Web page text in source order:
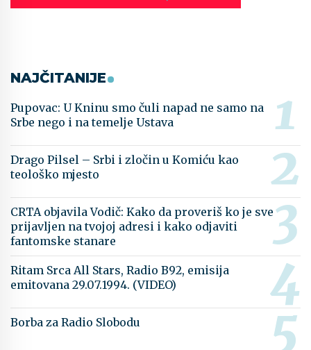
NAJČITANIJE
Pupovac: U Kninu smo čuli napad ne samo na
Srbe nego i na temelje Ustava
Drago Pilsel – Srbi i zločin u Komiću kao
teološko mjesto
CRTA objavila Vodič: Kako da proveriš ko je sve
prijavljen na tvojoj adresi i kako odjaviti
fantomske stanare
Ritam Srca All Stars, Radio B92, emisija
emitovana 29.07.1994. (VIDEO)
Borba za Radio Slobodu